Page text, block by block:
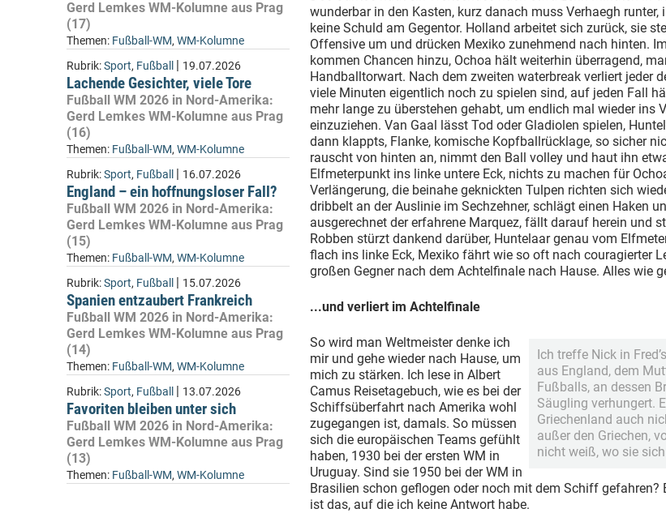
Gerd Lemkes WM-Kolumne aus Prag
(17)
Themen: Fußball-WM, WM-Kolumne
Rubrik:Sport, Fußball | 19.07.2026
Lachende Gesichter, viele Tore
Fußball WM 2026 in Nord-Amerika:
Gerd Lemkes WM-Kolumne aus Prag
(16)
Themen: Fußball-WM, WM-Kolumne
Rubrik:Sport, Fußball | 16.07.2026
England – ein hoffnungsloser Fall?
Fußball WM 2026 in Nord-Amerika:
Gerd Lemkes WM-Kolumne aus Prag
(15)
Themen: Fußball-WM, WM-Kolumne
Rubrik:Sport, Fußball | 15.07.2026
Spanien entzaubert Frankreich
Fußball WM 2026 in Nord-Amerika:
Gerd Lemkes WM-Kolumne aus Prag
(14)
Themen: Fußball-WM, WM-Kolumne
Rubrik:Sport, Fußball | 13.07.2026
Favoriten bleiben unter sich
Fußball WM 2026 in Nord-Amerika:
Gerd Lemkes WM-Kolumne aus Prag
(13)
Themen: Fußball-WM, WM-Kolumne
wunderbar in den Kasten, kurz danach muss Verhaegh
keine Schuld am Gegentor. Holland arbeitet sich zurück, sie
Offensive um und drücken Mexiko zunehmend nach hinten.
kommen Chancen hinzu, Ochoa hält weiterhin überragend,
Handballtorwart. Nach dem zweiten waterbreak verliert jeder
viele Minuten eigentlich noch zu spielen sind, auf jeden Fall
mehr lange zu überstehen gehabt, um endlich mal wieder ins
einzuziehen. Van Gaal lässt Tod oder Gladiolen spielen,
dann klappts, Flanke, komische Kopfballrücklage, so sicher
rauscht von hinten an, nimmt den Ball volley und haut ihn
Elfmeterpunkt ins linke untere Eck, nichts zu machen für
Verlängerung, die beinahe geknickten Tulpen richten sich
dribbelt an der Auslinie im Sechzehner, schlägt einen Haken
ausgerechnet der erfahrene Marquez, fällt darauf herein und
Robben stürzt dankend darüber, Huntelaar genau vom
flach ins linke Eck, Mexiko fährt wie so oft nach couragierter
großen Gegner nach dem Achtelfinale nach Hause. Alles wie
...und verliert im Achtelfinale
Ich treffe Nick in
aus England, dem
Fußballs, an dessen
Säugling verhungert.
Griechenland auch
außer den Griechen,
nicht weiß, wo sie
So wird man Weltmeister denke ich
mir und gehe wieder nach Hause, um
mich zu stärken. Ich lese in Albert
Camus Reisetagebuch, wie es bei der
Schiffsüberfahrt nach Amerika wohl
zugegangen ist, damals. So müssen
sich die europäischen Teams gefühlt
haben, 1930 bei der ersten WM in
Uruguay. Sind sie 1950 bei der WM in
Brasilien schon geflogen oder noch mit dem Schiff gefahren?
ist das, auf die ich keine Antwort habe.